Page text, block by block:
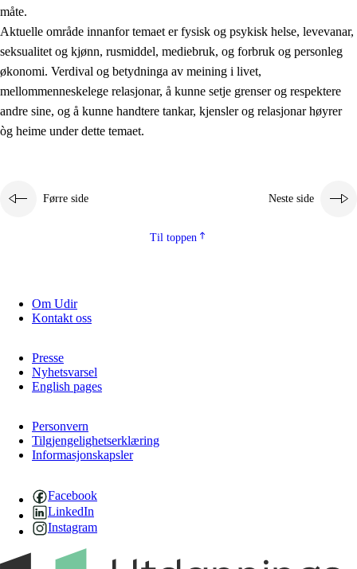
2.2 Kompetanse i faga
2.3 Grunnleggjande ferdigheiter
2.4 Å lære å lære
Tverrfaglege tema
2.5.1 Folkehelse og livsmeistring
måte.
Aktuelle område innanfor temaet er fysisk og psykisk helse, levevanar,
seksualitet og kjønn, rusmiddel, mediebruk, og forbruk og personleg
økonomi. Verdival og betydninga av meining i livet,
mellommenneskelege relasjonar, å kunne setje grenser og respektere
andre sine, og å kunne handtere tankar, kjensler og relasjonar høyrer
òg heime under dette temaet.
Førre side Neste side
Til toppen
Om Udir
Kontakt oss
Presse
Nyhetsvarsel
English pages
Personvern
Tilgjengelighetserklæring
Informasjonskapsler
Facebook
LinkedIn
Instagram